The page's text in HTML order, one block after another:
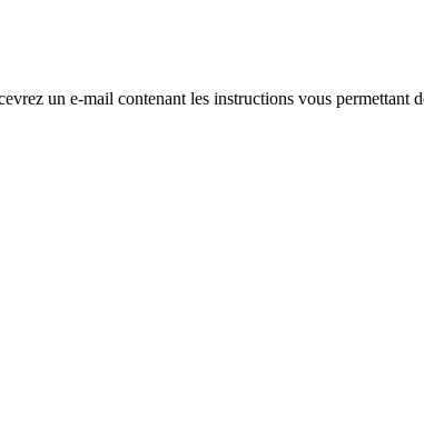
un e-mail contenant les instructions vous permettant